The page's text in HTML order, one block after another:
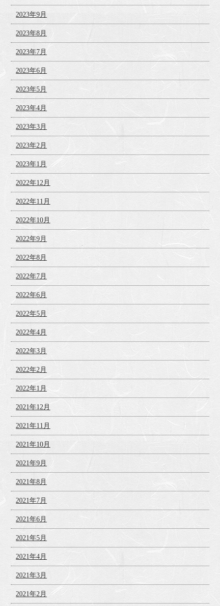
2023年9月
2023年8月
2023年7月
2023年6月
2023年5月
2023年4月
2023年3月
2023年2月
2023年1月
2022年12月
2022年11月
2022年10月
2022年9月
2022年8月
2022年7月
2022年6月
2022年5月
2022年4月
2022年3月
2022年2月
2022年1月
2021年12月
2021年11月
2021年10月
2021年9月
2021年8月
2021年7月
2021年6月
2021年5月
2021年4月
2021年3月
2021年2月